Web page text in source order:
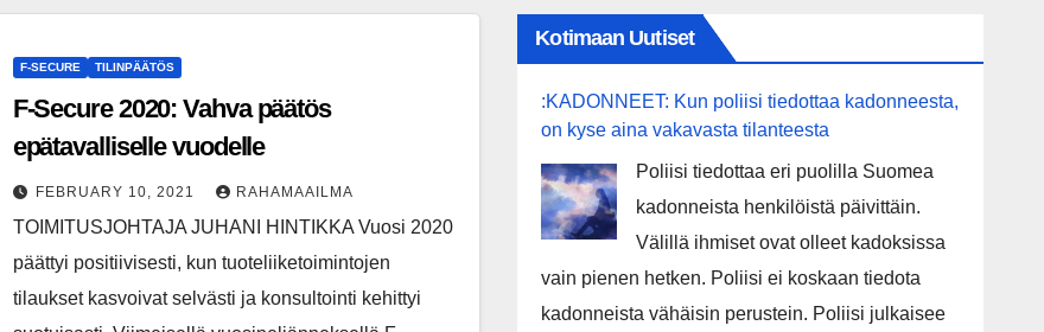
F-SECURE TILINPÄÄTÖS
F-Secure 2020: Vahva päätös
epätavalliselle vuodelle
FEBRUARY 10, 2021 RAHAMAAILMA
TOIMITUSJOHTAJA JUHANI HINTIKKA Vuosi 2020
päättyi positiivisesti, kun tuoteliiketoimintojen
tilaukset kasvoivat selvästi ja konsultointi kehittyi
Kotimaan Uutiset
:KADONNEET: Kun poliisi tiedottaa kadonneesta,
on kyse aina vakavasta tilanteesta
Poliisi tiedottaa eri puolilla Suomea
kadonneista henkilöistä päivittäin.
Välillä ihmiset ovat olleet kadoksissa
vain pienen hetken. Poliisi ei koskaan tiedota
kadonneista vähäisin perustein. Poliisi julkaisee